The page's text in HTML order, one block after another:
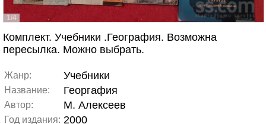
1/4
Комплект. Учебники .География. Возможна
пересылка. Можно выбрать.
Жанр: Учебники
Название: Георгафия
Автор: М. Алексеев
Год издания: 2000